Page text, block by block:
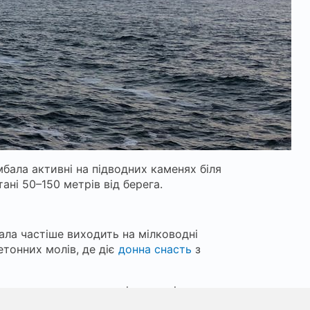
активні на підводних каменях біля
50–150 метрів від берега.
частіше виходить на мілководні
молів, де діє донна снасть з
зростання вартості палива і